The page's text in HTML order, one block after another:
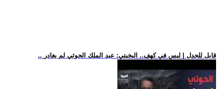
.. قابل للجدل | ليس في كهف.. البخيتي: عبد الملك الحوثي لم يغادر